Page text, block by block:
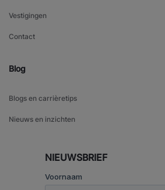
Vestigingen
Contact
Blog
Blogs en carrièretips
Nieuws en inzichten
NIEUWSBRIEF